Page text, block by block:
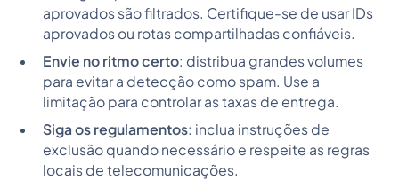
aprovados são filtrados. Certifique-se de usar IDs
aprovados ou rotas compartilhadas confiáveis.
Envie no ritmo certo: distribua grandes volumes
para evitar a detecção como spam. Use a
limitação para controlar as taxas de entrega.
Siga os regulamentos: inclua instruções de
exclusão quando necessário e respeite as regras
locais de telecomunicações.